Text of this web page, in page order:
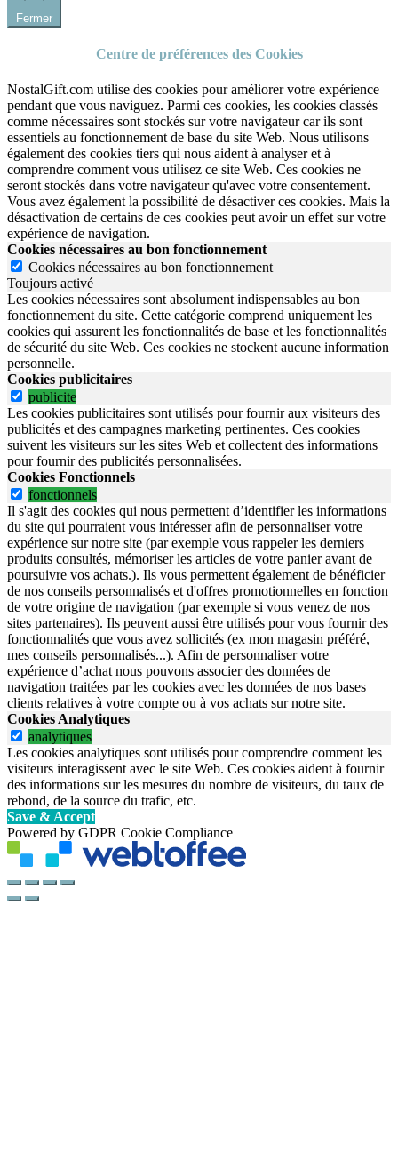
Fermer
Centre de préférences des Cookies
NostalGift.com utilise des cookies pour améliorer votre expérience
pendant que vous naviguez. Parmi ces cookies, les cookies classés
comme nécessaires sont stockés sur votre navigateur car ils sont
essentiels au fonctionnement de base du site Web. Nous utilisons
également des cookies tiers qui nous aident à analyser et à
comprendre comment vous utilisez ce site Web. Ces cookies ne
seront stockés dans votre navigateur qu'avec votre consentement.
Vous avez également la possibilité de désactiver ces cookies. Mais la
désactivation de certains de ces cookies peut avoir un effet sur votre
expérience de navigation.
Cookies nécessaires au bon fonctionnement
Cookies nécessaires au bon fonctionnement
Toujours activé
Les cookies nécessaires sont absolument indispensables au bon
fonctionnement du site. Cette catégorie comprend uniquement les
cookies qui assurent les fonctionnalités de base et les fonctionnalités
de sécurité du site Web. Ces cookies ne stockent aucune information
personnelle.
Cookies publicitaires
publicite
Les cookies publicitaires sont utilisés pour fournir aux visiteurs des
publicités et des campagnes marketing pertinentes. Ces cookies
suivent les visiteurs sur les sites Web et collectent des informations
pour fournir des publicités personnalisées.
Cookies Fonctionnels
fonctionnels
Il s'agit des cookies qui nous permettent d’identifier les informations
du site qui pourraient vous intéresser afin de personnaliser votre
expérience sur notre site (par exemple vous rappeler les derniers
produits consultés, mémoriser les articles de votre panier avant de
poursuivre vos achats.). Ils vous permettent également de bénéficier
de nos conseils personnalisés et d'offres promotionnelles en fonction
de votre origine de navigation (par exemple si vous venez de nos
sites partenaires). Ils peuvent aussi être utilisés pour vous fournir des
fonctionnalités que vous avez sollicités (ex mon magasin préféré,
mes conseils personnalisés...). Afin de personnaliser votre
expérience d’achat nous pouvons associer des données de
navigation traitées par les cookies avec les données de nos bases
clients relatives à votre compte ou à vos achats sur notre site.
Cookies Analytiques
analytiques
Les cookies analytiques sont utilisés pour comprendre comment les
visiteurs interagissent avec le site Web. Ces cookies aident à fournir
des informations sur les mesures du nombre de visiteurs, du taux de
rebond, de la source du trafic, etc.
Save & Accept
Powered by GDPR Cookie Compliance